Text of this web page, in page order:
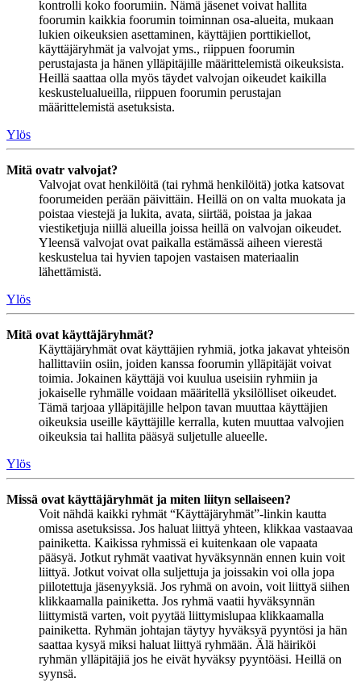
kontrolli koko foorumiin. Nämä jäsenet voivat hallita
foorumin kaikkia foorumin toiminnan osa-alueita, mukaan
lukien oikeuksien asettaminen, käyttäjien porttikiellot,
käyttäjäryhmät ja valvojat yms., riippuen foorumin
perustajasta ja hänen ylläpitäjille määrittelemistä oikeuksista.
Heillä saattaa olla myös täydet valvojan oikeudet kaikilla
keskustelualueilla, riippuen foorumin perustajan
määrittelemistä asetuksista.
Ylös
Mitä ovatr valvojat?
Valvojat ovat henkilöitä (tai ryhmä henkilöitä) jotka katsovat
foorumeiden perään päivittäin. Heillä on on valta muokata ja
poistaa viestejä ja lukita, avata, siirtää, poistaa ja jakaa
viestiketjuja niillä alueilla joissa heillä on valvojan oikeudet.
Yleensä valvojat ovat paikalla estämässä aiheen vierestä
keskustelua tai hyvien tapojen vastaisen materiaalin
lähettämistä.
Ylös
Mitä ovat käyttäjäryhmät?
Käyttäjäryhmät ovat käyttäjien ryhmiä, jotka jakavat yhteisön
hallittaviin osiin, joiden kanssa foorumin ylläpitäjät voivat
toimia. Jokainen käyttäjä voi kuulua useisiin ryhmiin ja
jokaiselle ryhmälle voidaan määritellä yksilölliset oikeudet.
Tämä tarjoaa ylläpitäjille helpon tavan muuttaa käyttäjien
oikeuksia useille käyttäjille kerralla, kuten muuttaa valvojien
oikeuksia tai hallita pääsyä suljetulle alueelle.
Ylös
Missä ovat käyttäjäryhmät ja miten liityn sellaiseen?
Voit nähdä kaikki ryhmät “Käyttäjäryhmät”-linkin kautta
omissa asetuksissa. Jos haluat liittyä yhteen, klikkaa vastaavaa
painiketta. Kaikissa ryhmissä ei kuitenkaan ole vapaata
pääsyä. Jotkut ryhmät vaativat hyväksynnän ennen kuin voit
liittyä. Jotkut voivat olla suljettuja ja joissakin voi olla jopa
piilotettuja jäsenyyksiä. Jos ryhmä on avoin, voit liittyä siihen
klikkaamalla painiketta. Jos ryhmä vaatii hyväksynnän
liittymistä varten, voit pyytää liittymislupaa klikkaamalla
painiketta. Ryhmän johtajan täytyy hyväksyä pyyntösi ja hän
saattaa kysyä miksi haluat liittyä ryhmään. Älä häiriköi
ryhmän ylläpitäjiä jos he eivät hyväksy pyyntöäsi. Heillä on
syynsä.